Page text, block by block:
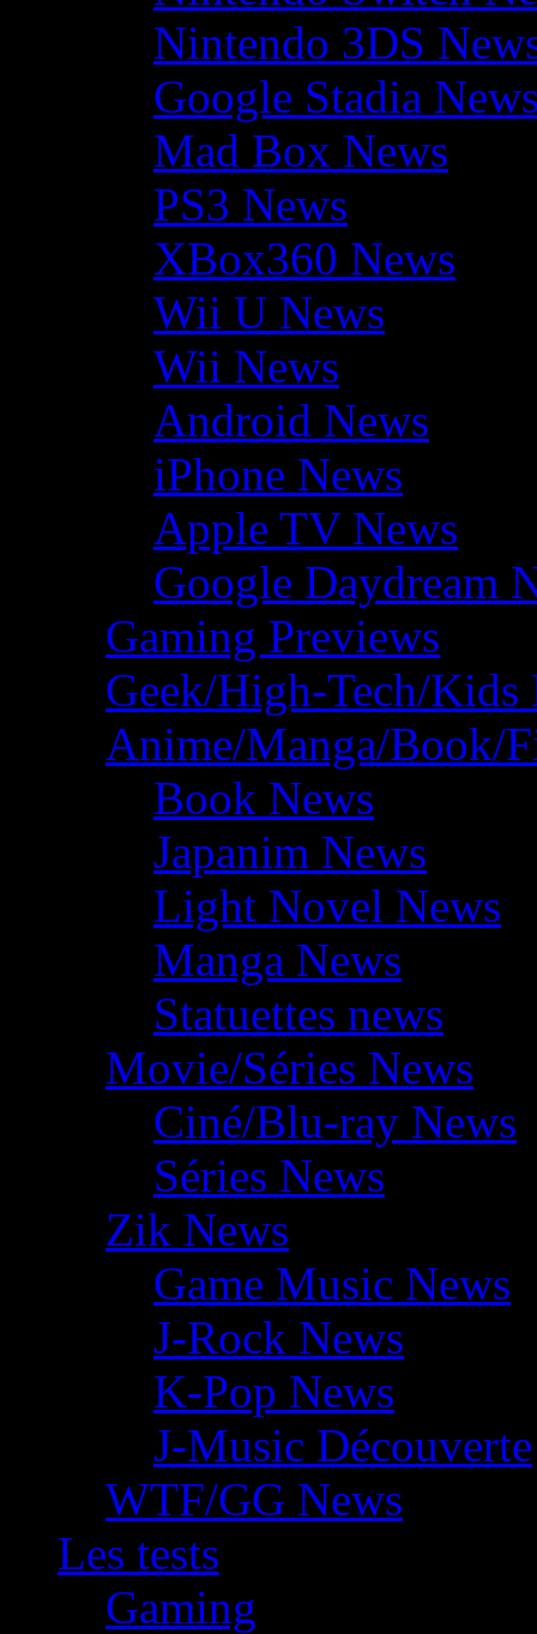
Nintendo 3DS
Google Stadia
Mad Box News
PS3 News
XBox360 News
Wii U News
Wii News
Android News
iPhone News
Apple TV News
Google Daydream
Gaming Previews
Geek/High-Tech/Kids
Anime/Manga/Book/
Book News
Japanim News
Light Novel News
Manga News
Statuettes news
Movie/Séries News
Ciné/Blu-ray News
Séries News
Zik News
Game Music News
J-Rock News
K-Pop News
J-Music Découverte
WTF/GG News
Les tests
Gaming